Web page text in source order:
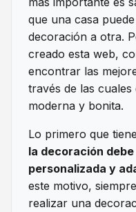
que una casa
decoración a otra.
creado esta web,
encontrar las
través de las
moderna y bonita.
Lo primero que
la decoración
personalizada y
este motivo,
realizar una